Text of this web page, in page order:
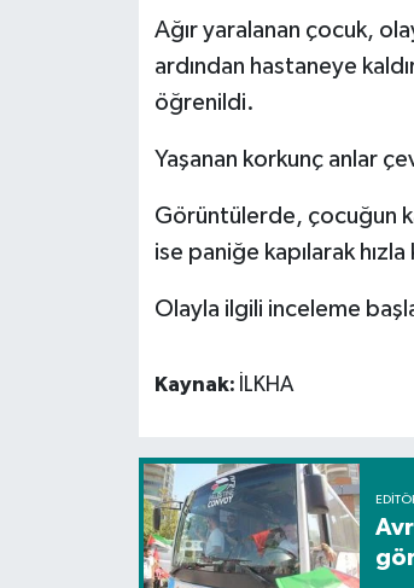
Ağır yaralanan çocuk,
ardından hastaneye
öğrenildi.
Yaşanan korkunç anlar
Görüntülerde, çocuğun
ise paniğe kapılarak
Olayla ilgili inceleme
Kaynak: İLKHA